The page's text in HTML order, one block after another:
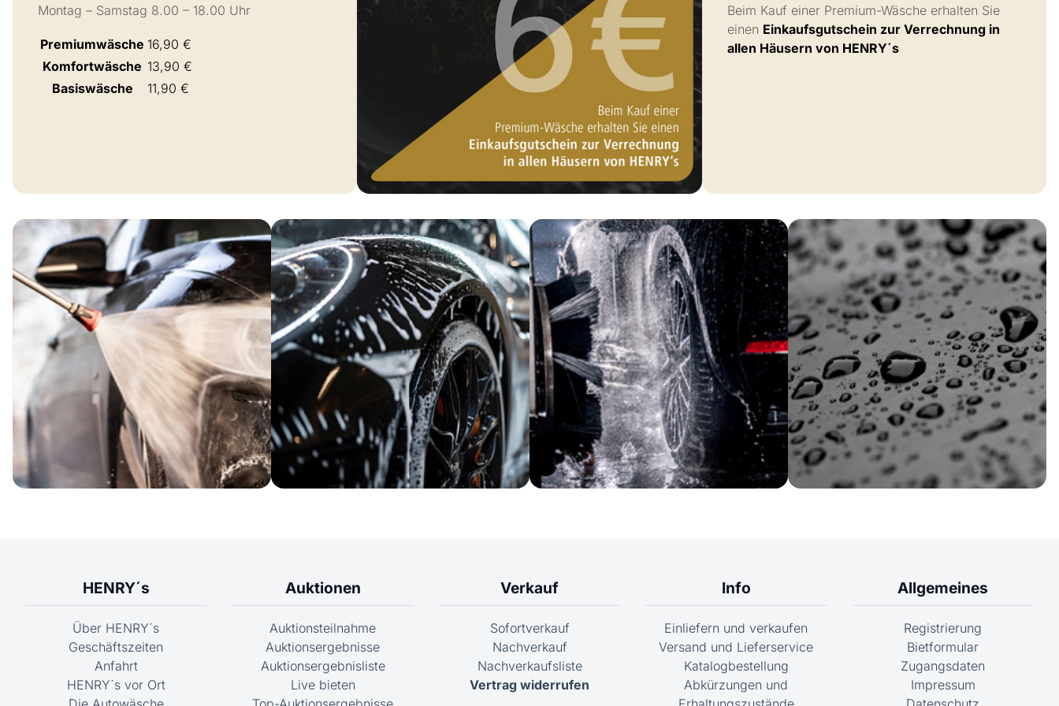
Montag – Samstag 8.00 – 18.00 Uhr
Premiumwäsche 16,90 €
Komfortwäsche 13,90 €
Basiswäsche
11,90 €
Beim Kauf einer Premium-Wäsche erhalten Sie
einen Einkaufsgutschein zur Verrechnung in
allen Häusern von HENRY´s
HENRY´s
Über HENRY´s
Geschäftszeiten
Anfahrt
HENRY´s vor Ort
Auktionen
Auktionsteilnahme
Auktionsergebnisse
Auktionsergebnisliste
Live bieten
Verkauf
Sofortverkauf
Nachverkauf
Nachverkaufsliste
Vertrag widerrufen
Info
Einliefern und verkaufen
Versand und Lieferservice
Katalogbestellung
Abkürzungen und
Allgemeines
Registrierung
Bietformular
Zugangsdaten
Impressum